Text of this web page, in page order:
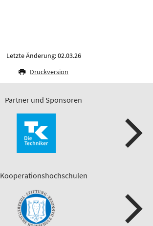
Letzte Änderung: 02.03.26
Druckversion
Partner und Sponsoren
Kooperationshochschulen